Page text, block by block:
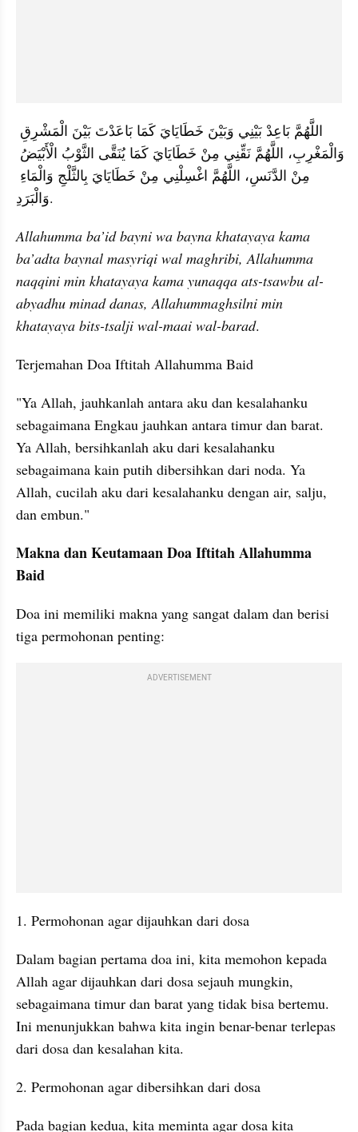
وَالْبَرَدِ.
Allahumma ba’id bayni wa bayna khatayaya kama
ba’adta baynal masyriqi wal maghribi, Allahumma
naqqini min khatayaya kama yunaqqa ats-tsawbu al-
abyadhu minad danas, Allahummaghsilni min
khatayaya bits-tsalji wal-maai wal-barad.
Terjemahan Doa Iftitah Allahumma Baid
"Ya Allah, jauhkanlah antara aku dan kesalahanku
sebagaimana Engkau jauhkan antara timur dan barat.
Ya Allah, bersihkanlah aku dari kesalahanku
sebagaimana kain putih dibersihkan dari noda. Ya
Allah, cucilah aku dari kesalahanku dengan air, salju,
dan embun."
Makna dan Keutamaan Doa Iftitah Allahumma
Baid
Doa ini memiliki makna yang sangat dalam dan berisi
tiga permohonan penting:
ADVERTISEMENT
1. Permohonan agar dijauhkan dari dosa
Dalam bagian pertama doa ini, kita memohon kepada
Allah agar dijauhkan dari dosa sejauh mungkin,
sebagaimana timur dan barat yang tidak bisa bertemu.
Ini menunjukkan bahwa kita ingin benar-benar terlepas
dari dosa dan kesalahan kita.
2. Permohonan agar dibersihkan dari dosa
Pada bagian kedua, kita meminta agar dosa kita